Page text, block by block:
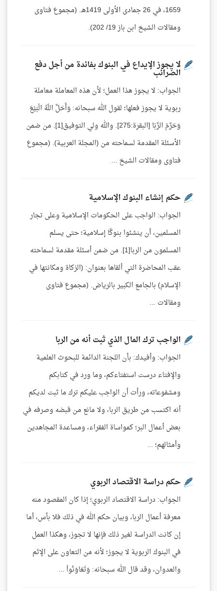
1659، في 26 جمادى الأولى 1419هـ. (مجموع فتاوى
ومقالات الشيخ ابن باز 19/ 202).
لا يجوز الإيداع في البنوك بفائدة من أجل دفع
الضرائب
الجواب: لا يجوز هذا العمل؛ لأن هذه المعاملة معاملة
ربوية لا يجوز فعلها؛ لقول الله سبحانه: وَأَحَلَّ اللّهُ الْبَيْعَ
وَحَرَّمَ الرِّبَا [البقرة:275]. والله ولي التوفيق[1]. من ضمن
الأسئلة المقدمة لسماحته من (المجلة العربية). (مجموع
فتاوى ومقالات الشيخ ...
حكم إنشاء البنوك الإسلامية
الجواب: الواجب على الحكومات الإسلامية وعلى تجار
المسلمين، أن ينشئوا بنوكًا إسلامية؛ حتى يسلم
المسلمون من الربا[1]. من ضمن أسئلة مقدمة لسماحته
عقب المحاضرة التي ألقاها بعنوان: (الزكاة ومكانتها في
الإسلام) بالجامع الكبير بالرياض. (مجموع فتاوى
ومقالات ...
الواجب ترك المال الذي ثبت أنه من الربا
الجواب: وأفيدك: بأن اللجنة الدائمة للبحوث العلمية
والإفتاء درست استفتاءكم، وما ورد في كتابكم
ومشفوعاته، ورأت أن الواجب عليكم ترك ما ثبت لديكم
أنه اكتسب من طريق الربا، ولا مانع من قبضه وصرفه في
بعض أعمال البر؛ كمواساة الفقراء، ومساعدة المجاهدين
وأمثالهم؛ ...
حكم دراسة الاقتصاد الربوي
الجواب: دراسة الاقتصاد الربوي؛ إذا كان المقصود منه
معرفة أعمال الربا، وبيان حكم الله في ذلك فلا بأس، أما
إن كانت الدراسة لغير ذلك فإنها لا تجوز، وهكذا العمل
في البنوك الربوية لا يجوز؛ لأنه من التعاون على الإثم
والعدوان، وقد قال الله سبحانه: وَتَعَاوَنُواْ ...